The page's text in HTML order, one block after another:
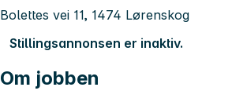
Bolettes vei 11, 1474 Lørenskog
Stillingsannonsen er inaktiv.
Om jobben